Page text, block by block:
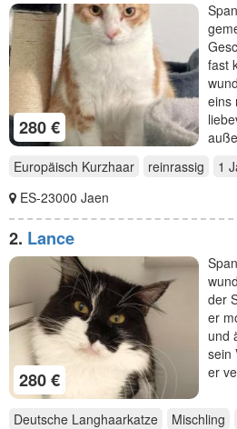
280 €
fast
eins
Europäisch Kurzhaar
reinrassig 1
ES-23000 Jaen
2. Lance
280 €
der
er
und
sein
er
Deutsche Langhaarkatze Mischling